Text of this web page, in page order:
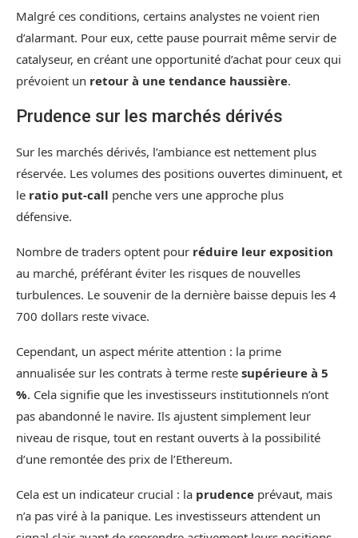
Malgré ces conditions, certains analystes ne voient rien
d’alarmant. Pour eux, cette pause pourrait même servir de
catalyseur, en créant une opportunité d’achat pour ceux qui
prévoient un retour à une tendance haussière.
Prudence sur les marchés dérivés
Sur les marchés dérivés, l’ambiance est nettement plus
réservée. Les volumes des positions ouvertes diminuent, et
le ratio put-call penche vers une approche plus
défensive.
Nombre de traders optent pour réduire leur exposition
au marché, préférant éviter les risques de nouvelles
turbulences. Le souvenir de la dernière baisse depuis les 4
700 dollars reste vivace.
Cependant, un aspect mérite attention : la prime
annualisée sur les contrats à terme reste supérieure à 5
%. Cela signifie que les investisseurs institutionnels n’ont
pas abandonné le navire. Ils ajustent simplement leur
niveau de risque, tout en restant ouverts à la possibilité
d’une remontée des prix de l’Ethereum.
Cela est un indicateur crucial : la prudence prévaut, mais
n’a pas viré à la panique. Les investisseurs attendent un